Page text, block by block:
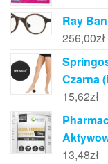
Ray
256,00zł
Czarna
15,62zł
13,48zł